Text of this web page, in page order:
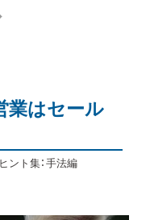
業はセール
ント集：手法編